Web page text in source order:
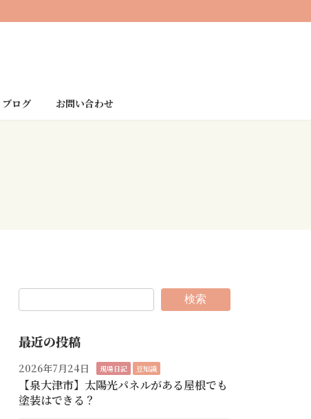
ブログ お問い合わせ
検索
最近の投稿
2026年7月24日 現場日記 豆知識
【泉大津市】太陽光パネルがある屋根でも
塗装はできる？